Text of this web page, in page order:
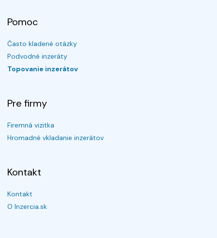
Pomoc
Často kladené otázky
Podvodné inzeráty
Topovanie inzerátov
Pre firmy
Firemná vizitka
Hromadné vkladanie inzerátov
Kontakt
Kontakt
O Inzercia.sk